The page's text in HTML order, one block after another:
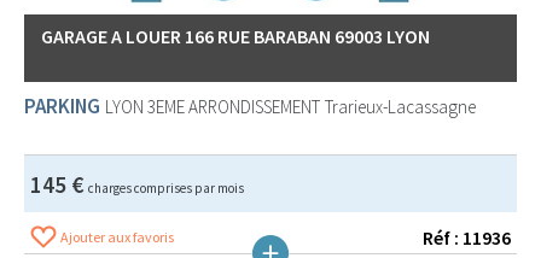
GARAGE A LOUER 166 RUE BARABAN 69003 LYON
PARKING LYON 3EME ARRONDISSEMENT Trarieux-Lacassagne
145 € charges comprises par mois
Ajouter aux favoris Réf : 11936